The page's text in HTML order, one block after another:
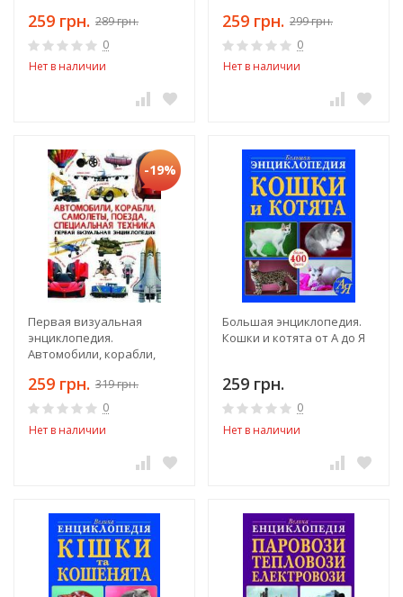
259 грн. 289 грн.
0
Нет в наличии
259 грн. 299 грн.
0
Нет в наличии
-19%
Первая визуальная
энциклопедия.
Автомобили, корабли,
спец.тех-ка
259 грн. 319 грн.
0
Нет в наличии
Большая энциклопедия.
Кошки и котята от А до Я
259 грн.
0
Нет в наличии